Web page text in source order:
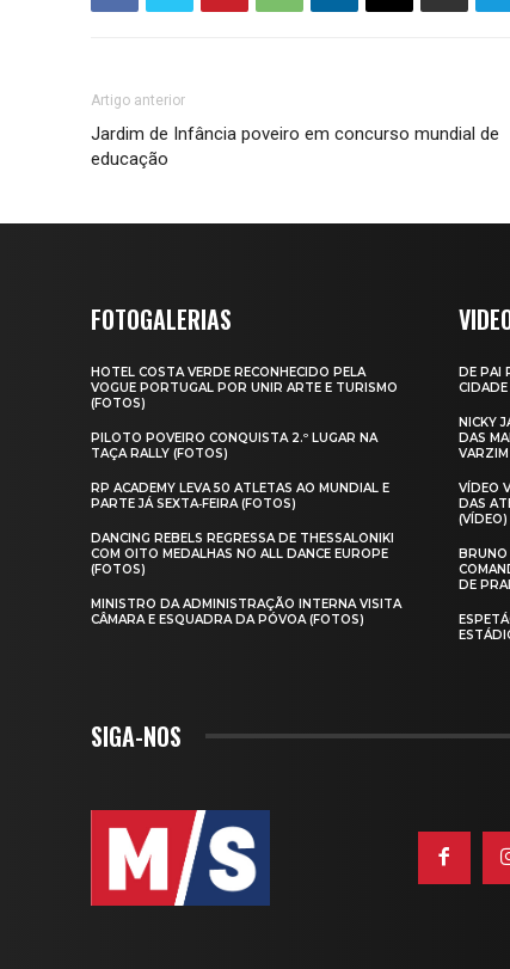
Artigo anterior
Jardim de Infância poveiro em concurso mundial de
educação
FOTOGALERIAS
HOTEL COSTA VERDE RECONHECIDO PELA
VOGUE PORTUGAL POR UNIR ARTE E TURISMO
(FOTOS)
PILOTO POVEIRO CONQUISTA 2.º LUGAR NA
TAÇA RALLY (FOTOS)
RP ACADEMY LEVA 50 ATLETAS AO MUNDIAL E
PARTE JÁ SEXTA‑FEIRA (FOTOS)
DANCING REBELS REGRESSA DE THESSALONIKI
COM OITO MEDALHAS NO ALL DANCE EUROPE
(FOTOS)
MINISTRO DA ADMINISTRAÇÃO INTERNA VISITA
CÂMARA E ESQUADRA DA PÓVOA (FOTOS)
DE PAI
NICKY
DAS
VÍDEO
DAS
(VÍDEO)
BRUNO
DE
SIGA-NOS